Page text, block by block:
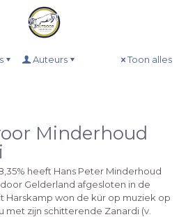
Auteurs Toon alles
Minderhoud
heeft Hans Peter Minderhoud
Gelderland afgesloten in de
Harskamp won de kür op muziek op
met zijn schitterende Zanardi (v.